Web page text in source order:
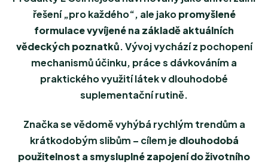
řešení „pro každého“, ale jakopromyšlené
formulace vyvíjené na základě aktuálních
vědeckých poznatků. Vývoj vychází z pochopení
mechanismů účinku, práce s dávkováním a
praktického využití látek v dlouhodobé
suplementační rutině.
Značka se vědomě vyhýbá rychlým trendům a
krátkodobým slibům – cílem je dlouhodobá
použitelnost a smysluplné zapojení do životního